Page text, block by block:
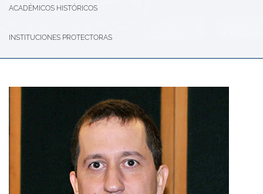
ACADÉMICOS HISTÓRICOS
INSTITUCIONES PROTECTORAS